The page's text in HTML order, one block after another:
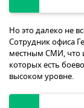
Но это далеко не
Сотрудник офиса
местным СМИ, что
которых есть
высоком уровне.